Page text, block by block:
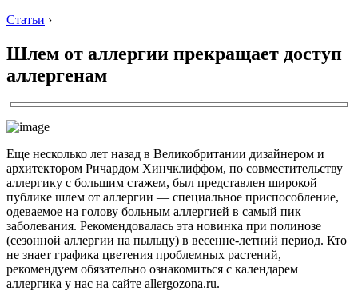
Статьи ›
Шлем от аллергии прекращает доступ
аллергенам
Еще несколько лет назад в Великобритании дизайнером и
архитектором Ричардом Хинчклиффом, по совместительству
аллергику с большим стажем, был представлен широкой
публике шлем от аллергии — специальное приспособление,
одеваемое на голову больным аллергией в самый пик
заболевания. Рекомендовалась эта новинка при полинозе
(сезонной аллергии на пыльцу) в весенне-летний период. Кто
не знает графика цветения проблемных растений,
рекомендуем обязательно ознакомиться с календарем
аллергика у нас на сайте allergozona.ru.